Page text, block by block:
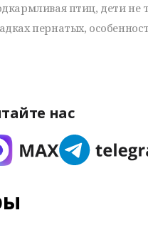
птиц, дети не
пернатых,
нас